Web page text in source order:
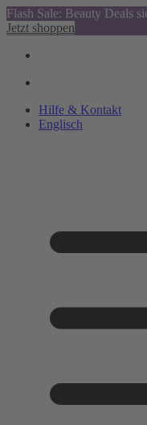
Flash Sale: Beauty Deals
Jetzt shoppen
Hilfe & Kontakt
Englisch